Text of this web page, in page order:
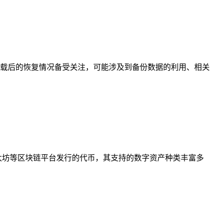
后的恢复情况备受关注，可能涉及到备份数据的利用、相关
等区块链平台发行的代币，其支持的数字资产种类丰富多